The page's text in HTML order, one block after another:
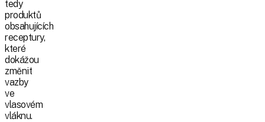
tedy
produktů
obsahujících
receptury,
které
dokážou
změnit
vazby
ve
vlasovém
vláknu.